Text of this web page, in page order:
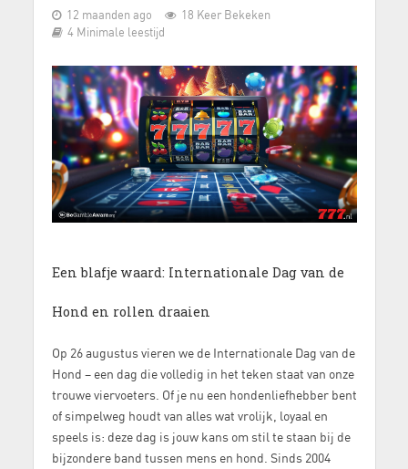
12 maanden ago
18 Keer Bekeken
4 Minimale leestijd
Een blafje waard: Internationale Dag van de
Hond en rollen draaien
Op 26 augustus vieren we de Internationale Dag van de
Hond – een dag die volledig in het teken staat van onze
trouwe viervoeters. Of je nu een hondenliefhebber bent
of simpelweg houdt van alles wat vrolijk, loyaal en
speels is: deze dag is jouw kans om stil te staan bij de
bijzondere band tussen mens en hond. Sinds 2004